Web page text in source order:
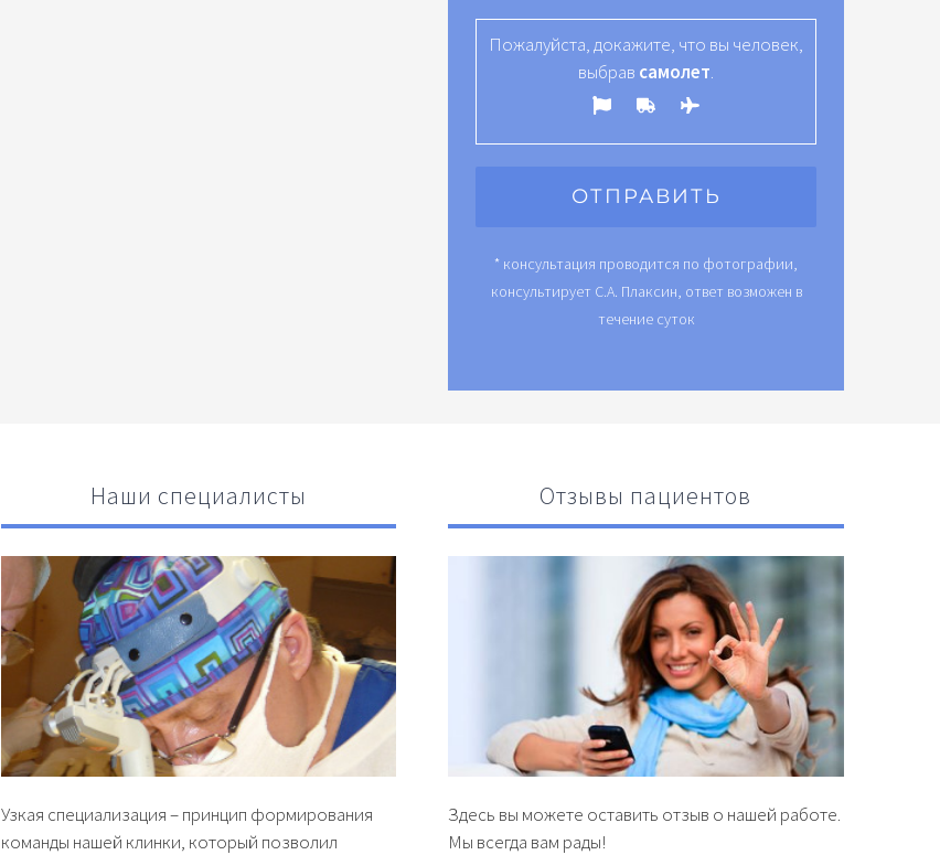
Пожалуйста, докажите, что вы человек,
выбрав самолет.
* консультация проводится по фотографии,
консультирует С.А. Плаксин, ответ возможен в
течение суток
Наши специалисты
Узкая специализация – принцип формирования
команды нашей клинки, который позволил
Отзывы пациентов
Здесь вы можете оставить отзыв о нашей работе.
Мы всегда вам рады!